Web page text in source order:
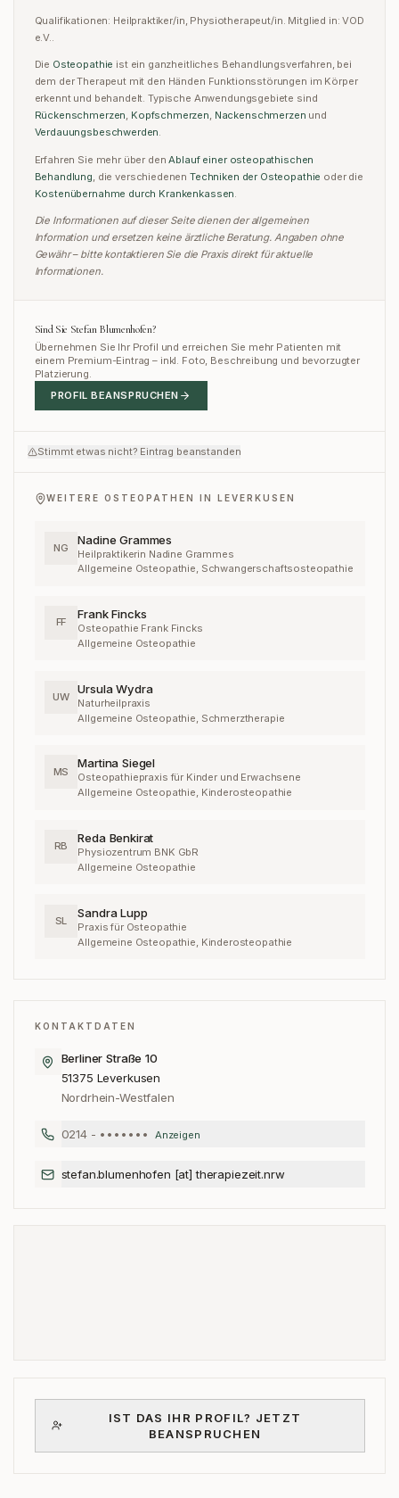
Qualifikationen: Heilpraktiker/in, Physiotherapeut/in. Mitglied in:VOD
e.V..
Die Osteopathie ist ein ganzheitliches Behandlungsverfahren, bei
dem der Therapeut mit den Händen Funktionsstörungen im Körper
erkennt und behandelt. Typische Anwendungsgebiete sind
Rückenschmerzen, Kopfschmerzen, Nackenschmerzen und
Verdauungsbeschwerden.
Erfahren Sie mehr über den Ablauf einer osteopathischen
Behandlung die verschiedenenTechniken der Osteopathie oder die
Kostenübernahme durch Krankenkassen
Die Informationen auf dieser Seite dienen der allgemeinen
Information und ersetzen keine ärztliche Beratung. Angaben ohne
Gewähr – bitte kontaktieren Sie die Praxis direkt für aktuelle
Informationen.
Sind Sie Stefan Blumenhofen?
Übernehmen Sie Ihr Profil und erreichen Sie mehr Patienten mit
einem Premium-Eintrag – inkl. Foto, Beschreibung und bevorzugter
Platzierung.
PROFIL BEANSPRUCHEN
Stimmt etwas nicht? Eintrag beanstanden
WEITERE OSTEOPATHEN IN LEVERKUSEN
NG
Nadine Grammes
Heilpraktikerin Nadine Grammes
Allgemeine Osteopathie, Schwangerschaftsosteopathie
FF
Frank Fincks
Osteopathie Frank Fincks
Allgemeine Osteopathie
UW
Ursula Wydra
Naturheilpraxis
Allgemeine Osteopathie, Schmerztherapie
MS
Martina Siegel
Osteopathiepraxis für Kinder und Erwachsene
Allgemeine Osteopathie, Kinderosteopathie
RB
Reda Benkirat
Physiozentrum BNK GbR
Allgemeine Osteopathie
SL
Sandra Lupp
Praxis für Osteopathie
Allgemeine Osteopathie, Kinderosteopathie
KONTAKTDATEN
Berliner Straße 10
51375 Leverkusen
Nordrhein-Westfalen
0214 - ••••••• Anzeigen
stefan.blumenhofen [at] therapiezeit.nrw
IST DAS IHR PROFIL? JETZT
BEANSPRUCHEN